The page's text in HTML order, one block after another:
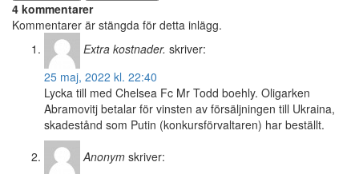
4 kommentarer
Kommentarer är stängda för detta inlägg.
Extra kostnader. skriver:
25 maj, 2022 kl. 22:40
Lycka till med Chelsea Fc Mr Todd boehly. Oligarken
Abramovitj betalar för vinsten av försäljningen till Ukraina,
skadestånd som Putin (konkursförvaltaren) har beställt.
Anonym skriver: